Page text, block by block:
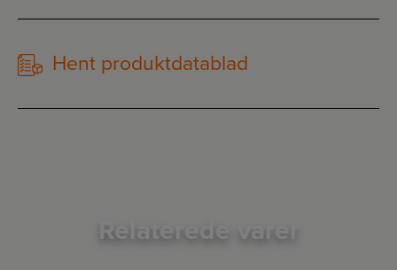
Hent produktdatablad
Relaterede varer